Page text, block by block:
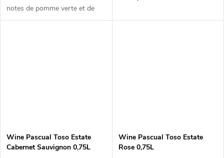
notes de pomme verte et de
peche.
Wine Pascual Toso Estate
Cabernet Sauvignon 0,75L
Wine Pascual Toso Estate
Rose 0,75L